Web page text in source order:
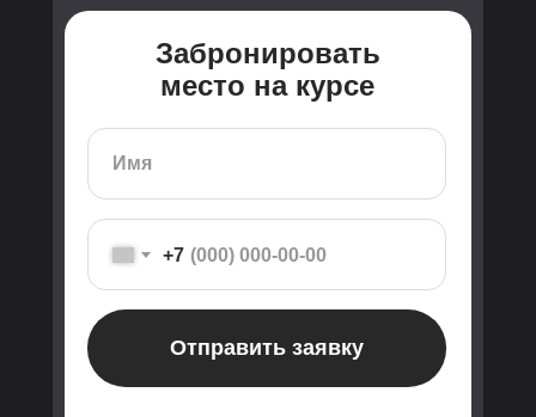
+7
Отправить заявку
Забронировать
место на курсе